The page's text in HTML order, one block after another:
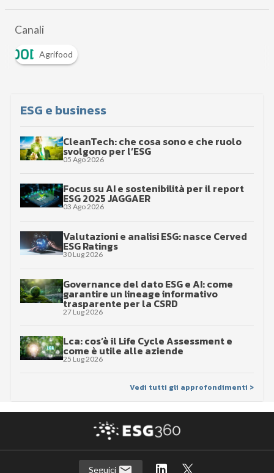
Canali
Agrifood
ESG e business
CleanTech: che cosa sono e che ruolo
svolgono per l’ESG
05 Ago 2026
Focus su AI e sostenibilità per il report
ESG 2025 JAGGAER
03 Ago 2026
Valutazioni e analisi ESG: nasce Cerved
ESG Ratings
30 Lug 2026
Governance del dato ESG e AI: come
garantire un lineage informativo
trasparente per la CSRD
27 Lug 2026
Lca: cos’è il Life Cycle Assessment e
come è utile alle aziende
25 Lug 2026
Vedi tutti gli approfondimenti >
Seguici